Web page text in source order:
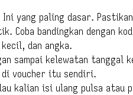
Ini yang paling dasar.
Coba bandingkan dengan
dan angka.
sampai kelewatan tanggal
voucher itu sendiri.
kalian isi ulang pulsa atau